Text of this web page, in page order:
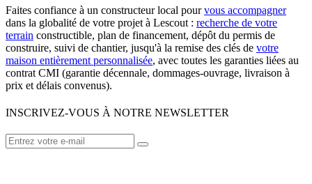
Faites confiance à un constructeur local pourvous accompagner
dans la globalité de votre projet à Lescout : recherche de votre
terrain constructible, plan de financement, dépôt du permis de
construire, suivi de chantier, jusqu'à la remise des clés de votre
maison entièrement personnalisée, avec toutes les garanties liées au
contrat CMI (garantie décennale, dommages-ouvrage, livraison à
prix et délais convenus).
INSCRIVEZ-VOUS À NOTRE NEWSLETTER